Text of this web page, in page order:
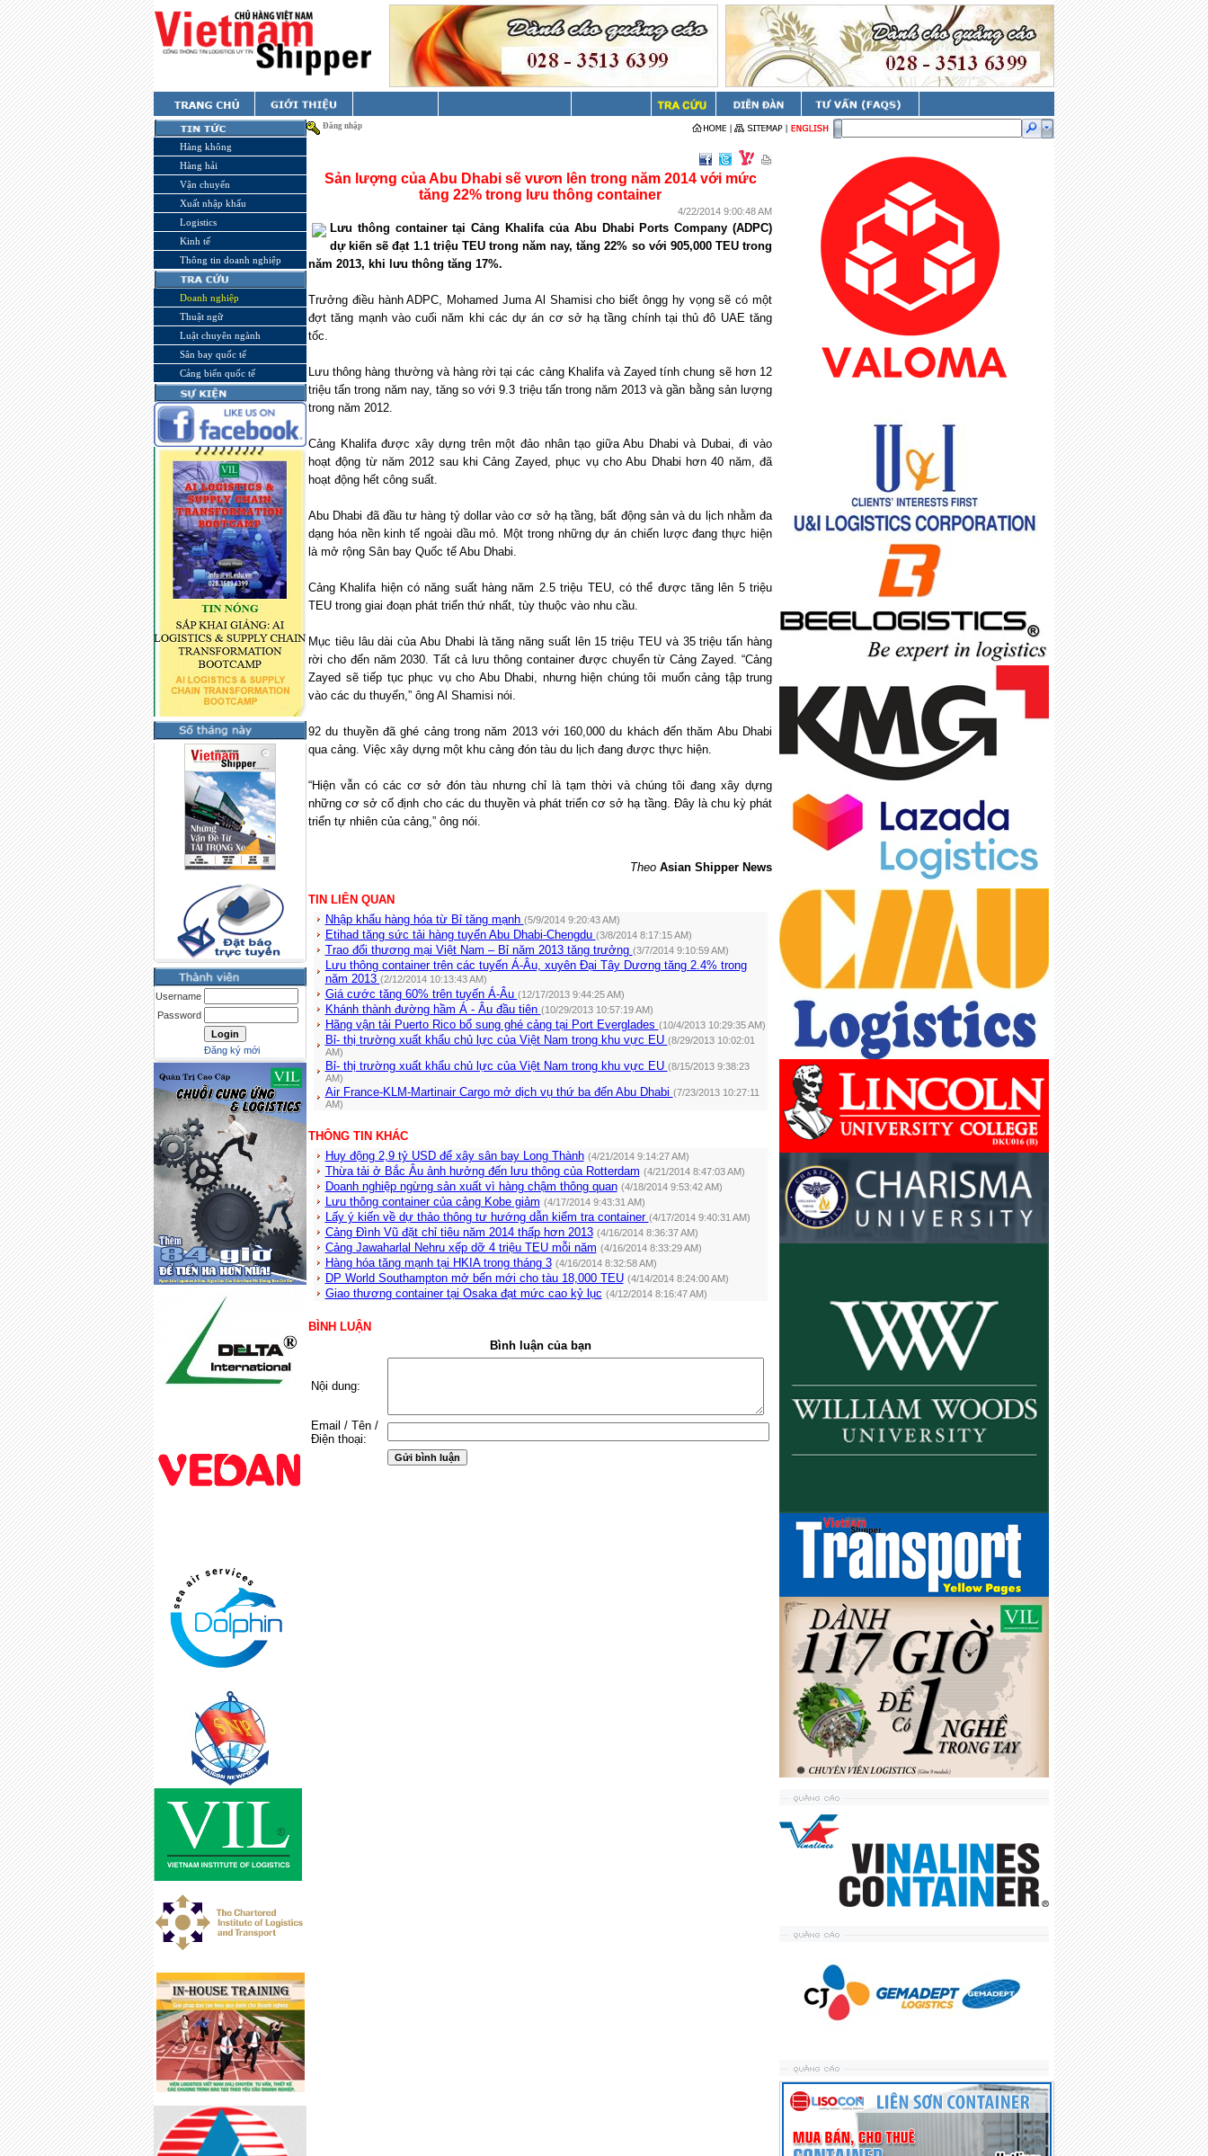
Hàng không
Hàng hải
Vận chuyển
Xuất nhập khẩu
Logistics
Kinh tế
Thông tin doanh nghiệp
Doanh nghiệp
Thuật ngữ
Luật chuyên ngành
Sân bay quốc tế
Cảng biển quốc tế
Username
Password
Đăng ký mới
Đăng nhập
Sản lượng của Abu Dhabi sẽ vươn lên trong năm 2014 với mức
tăng 22% trong lưu thông container
4/22/2014 9:00:48 AM
Lưu thông container tại Cảng Khalifa của Abu Dhabi Ports Company (ADPC)
dự kiến sẽ đạt 1.1 triệu TEU trong năm nay, tăng 22% so với 905,000 TEU trong
năm 2013, khi lưu thông tăng 17%.
Trưởng điều hành ADPC, Mohamed Juma Al Shamisi cho biết ôngg hy vọng sẽ có một
đợt tăng mạnh vào cuối năm khi các dự án cơ sở hạ tầng chính tại thủ đô UAE tăng
tốc.
Lưu thông hàng thường và hàng rời tại các cảng Khalifa và Zayed tính chung sẽ hơn 12
triệu tấn trong năm nay, tăng so với 9.3 triệu tấn trong năm 2013 và gần bằng sản lượng
trong năm 2012.
Cảng Khalifa được xây dựng trên một đảo nhân tạo giữa Abu Dhabi và Dubai, đi vào
hoạt động từ năm 2012 sau khi Cảng Zayed, phục vụ cho Abu Dhabi hơn 40 năm, đã
hoạt động hết công suất.
Abu Dhabi đã đầu tư hàng tỷ dollar vào cơ sở hạ tầng, bất động sản và du lịch nhằm đa
dạng hóa nền kinh tế ngoài dầu mỏ. Một trong những dự án chiến lược đang thực hiện
là mở rộng Sân bay Quốc tế Abu Dhabi.
Cảng Khalifa hiện có năng suất hàng năm 2.5 triệu TEU, có thể được tăng lên 5 triệu
TEU trong giai đoạn phát triển thứ nhất, tùy thuộc vào nhu cầu.
Mục tiêu lâu dài của Abu Dhabi là tăng năng suất lên 15 triệu TEU và 35 triệu tấn hàng
rời cho đến năm 2030. Tất cả lưu thông container được chuyển từ Cảng Zayed. “Cảng
Zayed sẽ tiếp tục phục vụ cho Abu Dhabi, nhưng hiện chúng tôi muốn cảng tập trung
vào các du thuyến,” ông Al Shamisi nói.
92 du thuyền đã ghé cảng trong năm 2013 với 160,000 du khách đến thăm Abu Dhabi
qua cảng. Việc xây dựng một khu cảng đón tàu du lịch đang được thực hiện.
“Hiện vẫn có các cơ sở đón tàu nhưng chỉ là tạm thời và chúng tôi đang xây dựng
những cơ sở cố định cho các du thuyền và phát triển cơ sở hạ tầng. Đây là chu kỳ phát
triển tự nhiên của cảng,” ông nói.
Theo Asian Shipper News
TIN LIÊN QUAN
Nhập khẩu hàng hóa từ Bỉ tăng mạnh (5/9/2014 9:20:43 AM)
Etihad tăng sức tải hàng tuyến Abu Dhabi-Chengdu (3/8/2014 8:17:15 AM)
Trao đổi thương mại Việt Nam – Bỉ năm 2013 tăng trưởng (3/7/2014 9:10:59 AM)
Lưu thông container trên các tuyến Á-Âu, xuyên Đại Tây Dương tăng 2.4% trong
năm 2013 (2/12/2014 10:13:43 AM)
Giá cước tăng 60% trên tuyến Á-Âu (12/17/2013 9:44:25 AM)
Khánh thành đường hầm Á - Âu đầu tiên (10/29/2013 10:57:19 AM)
Hãng vận tải Puerto Rico bổ sung ghé cảng tại Port Everglades (10/4/2013 10:29:35 AM)
Bỉ- thị trường xuất khẩu chủ lực của Việt Nam trong khu vực EU (8/29/2013 10:02:01
AM)
Bỉ- thị trường xuất khẩu chủ lực của Việt Nam trong khu vực EU (8/15/2013 9:38:23
AM)
Air France-KLM-Martinair Cargo mở dịch vụ thứ ba đến Abu Dhabi (7/23/2013 10:27:11
AM)
THÔNG TIN KHÁC
Huy động 2,9 tỷ USD để xây sân bay Long Thành (4/21/2014 9:14:27 AM)
Thừa tải ở Bắc Âu ảnh hưởng đến lưu thông của Rotterdam (4/21/2014 8:47:03 AM)
Doanh nghiệp ngừng sản xuất vì hàng chậm thông quan (4/18/2014 9:53:42 AM)
Lưu thông container của cảng Kobe giảm (4/17/2014 9:43:31 AM)
Lấy ý kiến về dự thảo thông tư hướng dẫn kiểm tra container (4/17/2014 9:40:31 AM)
Cảng Đình Vũ đặt chỉ tiêu năm 2014 thấp hơn 2013 (4/16/2014 8:36:37 AM)
Cảng Jawaharlal Nehru xếp dỡ 4 triệu TEU mỗi năm (4/16/2014 8:33:29 AM)
Hàng hóa tăng mạnh tại HKIA trong tháng 3 (4/16/2014 8:32:58 AM)
DP World Southampton mở bến mới cho tàu 18,000 TEU (4/14/2014 8:24:00 AM)
Giao thương container tại Osaka đạt mức cao kỷ lục (4/12/2014 8:16:47 AM)
BÌNH LUẬN
Bình luận của bạn
Nội dung:
Email / Tên /
Điện thoại: